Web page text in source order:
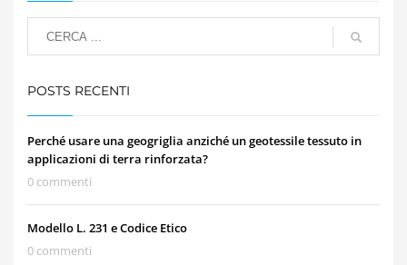
POSTS RECENTI
Perché usare una geogriglia anziché un geotessile tessuto in
applicazioni di terra rinforzata?
0 commenti
Modello L. 231 e Codice Etico
0 commenti